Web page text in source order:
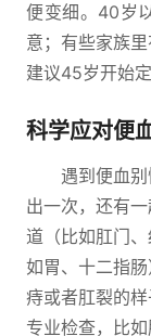
便变细。40岁
意；有些家族
建议45岁开始
科学应对便
遇到便血
出一次，还有
道（比如肛门
如胃、十二指
痔或者肛裂的
专业检查，比